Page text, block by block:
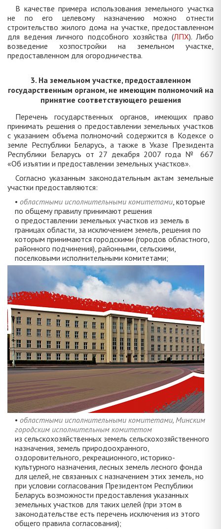
В качестве примера использования земельного участка
не по его целевому назначению можно отнести
строительство жилого дома на участке, предоставленном
для ведения личного подсобного хозяйства (ЛПХ). Либо
возведение хозпостройки на земельном участке,
предоставленном для огородничества.
3. На земельном участке, предоставленном
государственным органом, не имеющим полномочий на
принятие соответствующего решения
Перечень государственных органов, имеющих право
принимать решения о предоставлении земельных участков
с указанием объема полномочий содержится в Кодексе о
земле Республики Беларусь, а также в Указе Президента
Республики Беларусь от 27 декабря 2007 года № 667
«Об изъятии и предоставлении земельных участков».
Согласно указанным законодательным актам земельные
участки предоставляются:
• областными исполнительными комитетами, которые
по общему правилу принимают решения
о предоставлении земельных участков из земель в
границах области, за исключением земель, решения по
которым принимаются городскими (городов областного,
районного подчинения), районными, сельскими,
поселковыми исполнительными комитетами;
• областными исполнительными комитетами, Минским
городским исполнительным комитетом
из сельскохозяйственных земель сельскохозяйственного
назначения, земель природоохранного,
оздоровительного, рекреационного, историко-
культурного назначения, лесных земель лесного фонда
для целей, не связанных с назначением этих земель, но
при условии согласования Президентом Республики
Беларусь возможности предоставления указанных
земельных участков для таких целей (при этом в
законодательстве есть перечень исключения из этого
общего правила согласования);